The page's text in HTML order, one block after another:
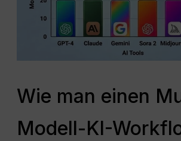
Wie man einen
Modell-KI-